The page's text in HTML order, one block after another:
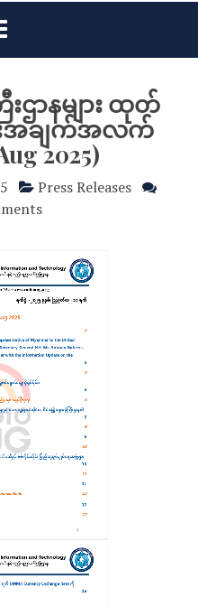
းဌာနများ ထုတ်
အချက်အလက်
2025)
Press Releases